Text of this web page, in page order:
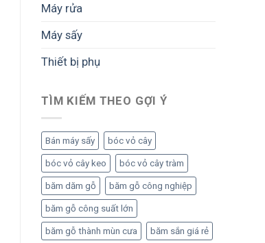
Máy rửa
Máy sấy
Thiết bị phụ
TÌM KIẾM THEO GỢI Ý
Bán máy sấy bóc vỏ cây
bóc vỏ cây keo bóc vỏ cây tràm
băm dăm gỗ băm gỗ công nghiệp
băm gỗ công suất lớn
băm gỗ thành mùn cưa băm sắn giá rẻ